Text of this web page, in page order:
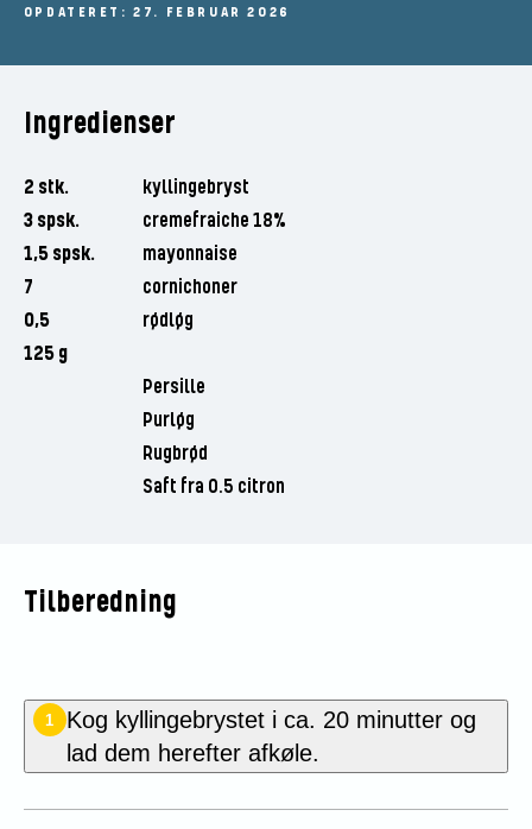
OPDATERET: 27. FEBRUAR 2026
Ingredienser
2 stk.
kyllingebryst
3 spsk.
cremefraiche 18%
1,5 spsk.
mayonnaise
7
cornichoner
0,5
rødløg
125 g
Persille
Purløg
Rugbrød
Saft fra 0.5 citron
Tilberedning
1
Kog kyllingebrystet i ca. 20 minutter og
lad dem herefter afkøle.